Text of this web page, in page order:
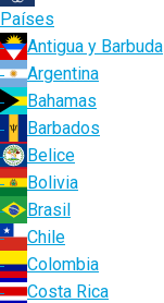
Países
Antigua y Barbuda
Argentina
Bahamas
Barbados
Belice
Bolivia
Brasil
Chile
Colombia
Costa Rica